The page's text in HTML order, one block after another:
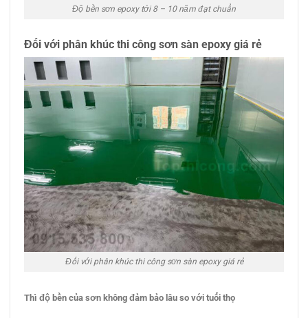
Độ bền sơn epoxy tới 8 – 10 năm đạt chuẩn
Đối với phân khúcthi công sơn sàn epoxygiá rẻ
Đối với phân khúc thi công sơn sàn epoxy giá rẻ
Thì độ bền của sơn không đảm bảo lâu so với tuổi thọ